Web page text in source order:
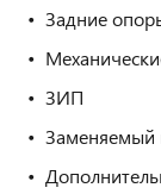
Задние
ЗИП
Заменяемый